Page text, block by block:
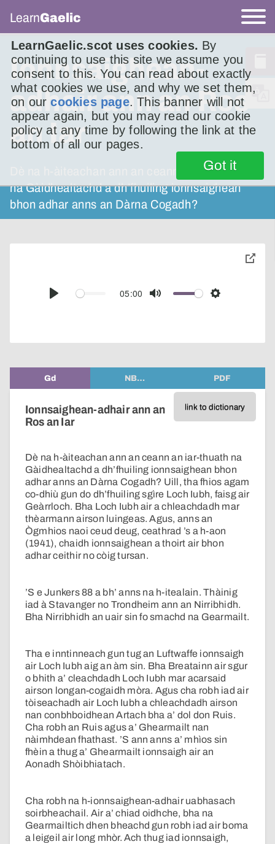
LearnGaelic.scot uses cookies. By
continuing to use this site we assume you
consent to this. You can read about exactly
what cookies we use, and why we set them,
on ourcookies page. This banner will not
appear again, but you may read our cookie
policy at any time by following the link at the
bottom of all our pages.
Got it
LearnGaelic
Ionnsaighean-
adhair ann an Ros
an Iar
Dè na h-àiteachan ann an ceann an iar-thuath
na Gàidhealtachd a dh’fhuiling ionnsaighean
bhon adhar anns an Dàrna Cogadh?
Play
05:00
Mute Settings
toggle
Gd NB… PDF
link to dictionary
Ionnsaighean-adhair ann an
Ros an Iar
Dè na h-àiteachan ann an ceann an iar-thuath na
Gàidhealtachd a dh’fhuiling ionnsaighean bhon
adhar anns an Dàrna Cogadh? Uill, tha fhios agam
co-dhiù gun do dh’fhuiling sgìre Loch Iubh, faisg air
Geàrrloch. Bha Loch Iubh air a chleachdadh mar
thèarmann airson luingeas. Agus, anns an
Ògmhios naoi ceud deug, ceathrad ’s a h-aon
(1941), chaidh ionnsaighean a thoirt air bhon
adhar ceithir no còig tursan.
’S e Junkers 88 a bh’ anns na h-itealain. Thàinig
iad à Stavanger no Trondheim ann an Nirribhidh.
Bha Nirribhidh an uair sin fo smachd na Gearmailt.
Tha e inntinneach gun tug an Luftwaffe ionnsaigh
air Loch Iubh aig an àm sin. Bha Breatainn air sgur
o bhith a’ cleachdadh Loch Iubh mar acarsaid
airson longan-cogaidh mòra. Agus cha robh iad air
tòiseachadh air Loch Iubh a chleachdadh airson
nan conbhboidhean Artach bha a’ dol don Ruis.
Cha robh an Ruis agus a’ Ghearmailt nan
nàimhdean fhathast. ’S ann anns a’ mhìos sin
fhèin a thug a’ Ghearmailt ionnsaigh air an
Aonadh Shòibhiatach.
Cha robh na h-ionnsaighean-adhair uabhasach
soirbheachail. Air a’ chiad oidhche, bha na
Gearmailtich dhen bheachd gun robh iad air boma
a leigeil air long mhòr. Ach thug iad ionnsaigh,